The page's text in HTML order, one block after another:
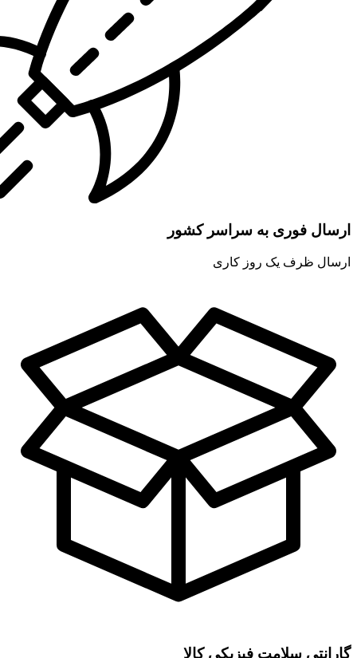
ارسال فوری به سراسر کشور
ارسال ظرف یک روز کاری
گارانتی سلامت فیزیکی کالا